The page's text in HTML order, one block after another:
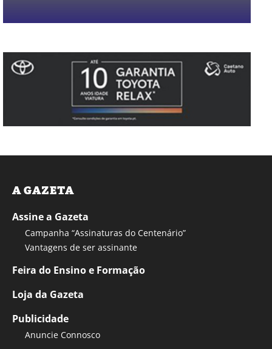
A GAZETA
Assine a Gazeta
Campanha “Assinaturas do Centenário”
Vantagens de ser assinante
Feira do Ensino e Formação
Loja da Gazeta
Publicidade
Anuncie Connosco